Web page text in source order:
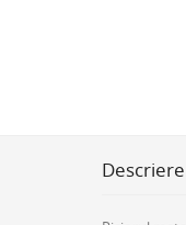
Descriere